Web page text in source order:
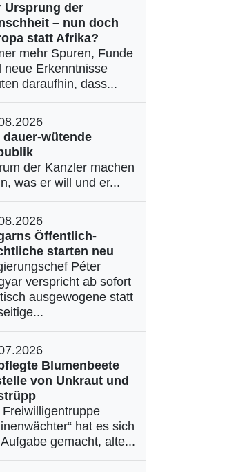
Ursprung der
– nun doch
statt Afrika?
mehr Spuren, Funde
neue Erkenntnisse
daraufhin, dass...
dauer-wütende
der Kanzler machen
was er will und er...
Öffentlich-
starten neu
Péter
verspricht ab sofort
ausgewogene statt
Blumenbeete
von Unkraut und
Freiwilligentruppe
hat es sich
gemacht, alte...